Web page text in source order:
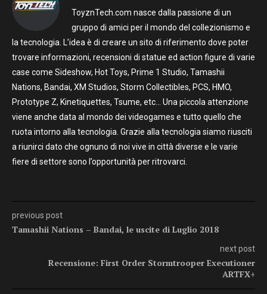
ToyznTech.com nasce dalla passione di un
gruppo di amici per il mondo del collezionismo e
la tecnologia. L’idea è di creare un sito di riferimento dove poter
trovare informazioni, recensioni di statue ed action figure di varie
case come Sideshow, Hot Toys, Prime 1 Studio, Tamashii
Nations, Bandai, XM Studios, Storm Collectibles, PCS, HMO,
Prototype Z, Kinetiquettes, Tsume, etc… Una piccola attenzione
viene anche data al mondo dei videogames e tutto quello che
ruota intorno alla tecnologia. Grazie alla tecnologia siamo riusciti
a riunirci dato che ognuno di noi vive in città diverse e le varie
fiere di settore sono l’opportunità per ritrovarci.
previous post
Tamashii Nations – Bandai, le uscite di Luglio 2018
next post
Recensione: First Order Stormtrooper Executioner
ARTFX+